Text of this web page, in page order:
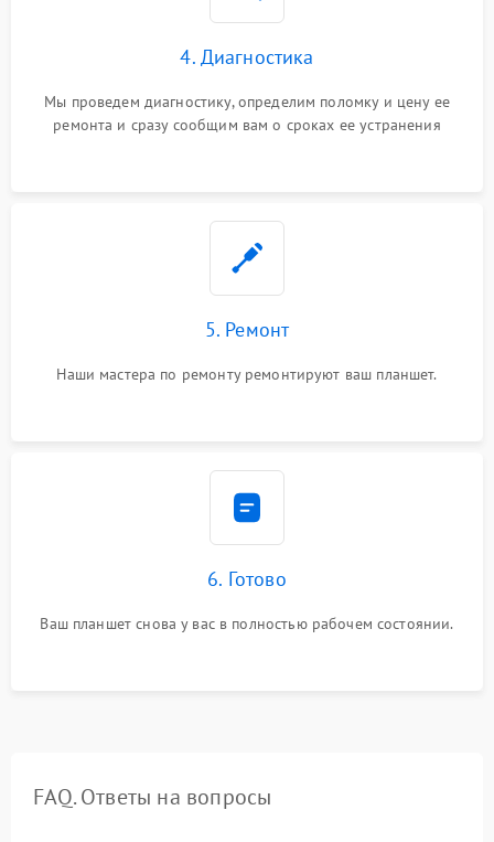
4. Диагностика
Мы проведем диагностику, определим поломку и цену ее
ремонта и сразу сообщим вам о сроках ее устранения
5. Ремонт
Наши мастера по ремонту ремонтируют ваш планшет.
6. Готово
Ваш планшет снова у вас в полностью рабочем состоянии.
FAQ. Ответы на вопросы